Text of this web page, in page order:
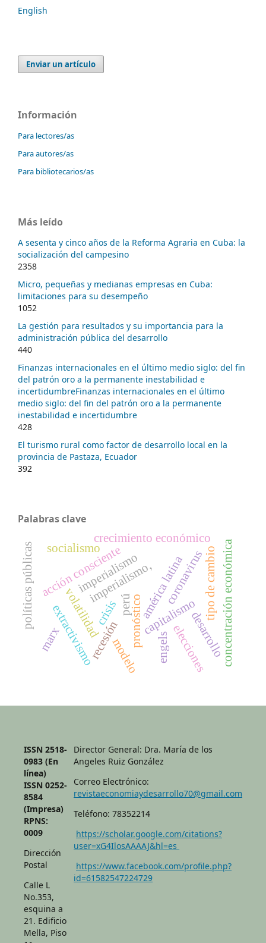
English
Enviar un artículo
Información
Para lectores/as
Para autores/as
Para bibliotecarios/as
Más leído
A sesenta y cinco años de la Reforma Agraria en Cuba: la
socialización del campesino
2358
Micro, pequeñas y medianas empresas en Cuba:
limitaciones para su desempeño
1052
La gestión para resultados y su importancia para la
administración pública del desarrollo
440
Finanzas internacionales en el último medio siglo: del fin
del patrón oro a la permanente inestabilidad e
incertidumbreFinanzas internacionales en el último
medio siglo: del fin del patrón oro a la permanente
inestabilidad e incertidumbre
428
El turismo rural como factor de desarrollo local en la
provincia de Pastaza, Ecuador
392
Palabras clave
capitalismo
coronavirus
elecciones
imperialismo,
recesión pronóstico
tipo de cambio
volatilidad américa latina
extractivismo perú
acción consciente
modelo
crisis
imperialismo concentración económica
políticas públicas
crecimiento económico
desarrollo
socialismo
marx engels
ISSN 2518-
0983 (En
línea)
ISSN 0252-
8584
(Impresa)
RPNS:
0009
Dirección
Postal
Calle L
No.353,
esquina a
21. Edificio
Mella, Piso
Director General: Dra. María de los
Angeles Ruiz González
Correo Electrónico:
revistaeconomiaydesarrollo70@gmail.com
Teléfono: 78352214
https://scholar.google.com/citations?
user=xG4IlosAAAAJ&hl=es
https://www.facebook.com/profile.php?
id=61582547224729